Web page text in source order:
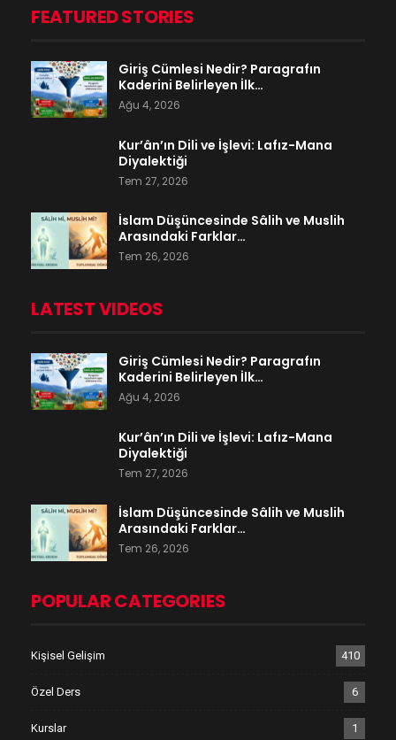
FEATURED STORIES
Giriş Cümlesi Nedir? Paragrafın
Kaderini Belirleyen İlk…
Ağu 4, 2026
Kur’ân’ın Dili ve İşlevi: Lafız-Mana
Diyalektiği
Tem 27, 2026
İslam Düşüncesinde Sâlih ve Muslih
Arasındaki Farklar…
Tem 26, 2026
LATEST VIDEOS
Giriş Cümlesi Nedir? Paragrafın
Kaderini Belirleyen İlk…
Ağu 4, 2026
Kur’ân’ın Dili ve İşlevi: Lafız-Mana
Diyalektiği
Tem 27, 2026
İslam Düşüncesinde Sâlih ve Muslih
Arasındaki Farklar…
Tem 26, 2026
POPULAR CATEGORIES
Kişisel Gelişim 410
Özel Ders 6
Kurslar 1